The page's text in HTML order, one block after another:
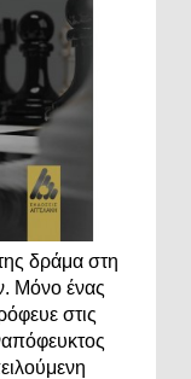
δράμα στη
Μόνο ένας
στις